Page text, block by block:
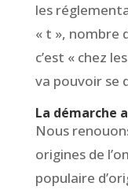
les
« t », nombre
c’est « chez
va pouvoir se
La démarche
Nous
origines de
populaire